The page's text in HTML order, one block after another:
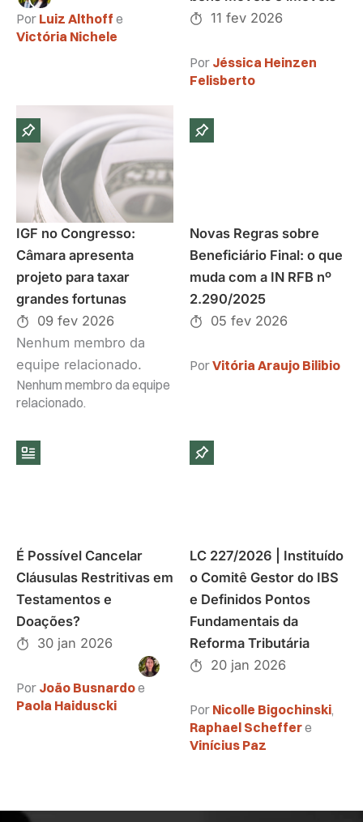
Por Luiz Althoff e
Victória Nichele
11 fev 2026
Por Jéssica Heinzen
Felisberto
IGF no Congresso:
Câmara apresenta
projeto para taxar
grandes fortunas
09 fev 2026
Nenhum membro da
equipe relacionado.
Nenhum membro da equipe
relacionado.
Novas Regras sobre
Beneficiário Final: o que
muda com a IN RFB nº
2.290/2025
05 fev 2026
PorVitória Araujo Bilibio
É Possível Cancelar
Cláusulas Restritivas em
Testamentos e
Doações?
30 jan 2026
Por João Busnardoe
Paola Haiduscki
LC 227/2026 | Instituído
o Comitê Gestor do IBS
e Definidos Pontos
Fundamentais da
Reforma Tributária
20 jan 2026
Por Nicolle Bigochinski,
Raphael Scheffere
Vinícius Paz